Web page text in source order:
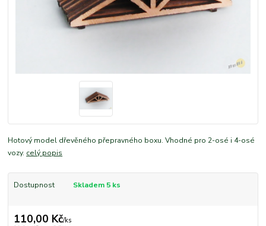
Hotový model dřevěného přepravného boxu. Vhodné pro 2-osé i 4-osé
vozy. celý popis
Dostupnost Skladem 5 ks
110,00 Kč/ks